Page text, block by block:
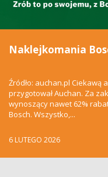
Naklejkomania
Źródło: auchan.pl Ciekawą
przygotował Auchan. Za
wynoszący nawet 62%
Bosch. Wszystko,...
6 LUTEGO 2026